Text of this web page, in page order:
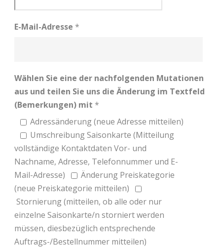
E-Mail-Adresse *
Wählen Sie eine der nachfolgenden Mutationen
aus und teilen Sie uns die Änderung im Textfeld
(Bemerkungen) mit *
Adressänderung (neue Adresse mitteilen)
Umschreibung Saisonkarte (Mitteilung
vollständige Kontaktdaten Vor- und
Nachname, Adresse, Telefonnummer und E-
Mail-Adresse)
Änderung Preiskategorie
(neue Preiskategorie mitteilen)
Stornierung (mitteilen, ob alle oder nur
einzelne Saisonkarte/n storniert werden
müssen, diesbezüglich entsprechende
Auftrags-/Bestellnummer mitteilen)